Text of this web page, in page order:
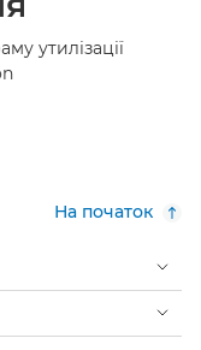
утилізації
На початок